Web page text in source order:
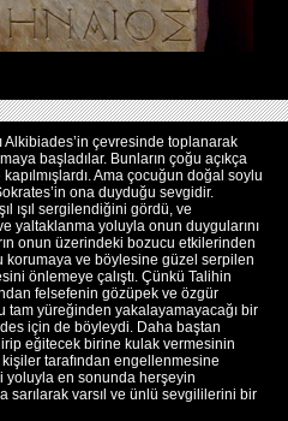
çevresinde toplanarak
başladılar. Bunların çoğu açıkça
Ama çocuğun doğal soylu
ona duyduğu sevgidir.
ışıl sergilendiğini gördü, ve
yaltaklanma yoluyla onun duygularını
onun üzerindeki bozucu etkilerinden
korumaya ve böylesine güzel serpilen
önlemeye çalıştı. Çünkü Talihin
felsefenin gözüpek ve özgür
tam yüreğinden yakalayamayacağı bir
için de böyleydi. Daha baştan
eğitecek birine kulak vermesinin
tarafından engellenmesine
yoluyla en sonunda herşeyin
sarılarak varsıl ve ünlü sevgililerini bir